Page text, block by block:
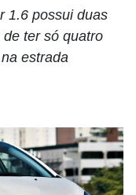
1.6 possui duas
ter só quatro
estrada